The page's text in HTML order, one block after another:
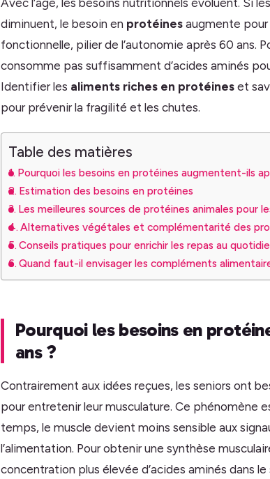
diminuent, le besoin en protéines augmente pour
fonctionnelle, pilier de l’autonomie après 60 ans.
consomme pas suffisamment d’acides aminés
Identifier les aliments riches en protéines et
pour prévenir la fragilité et les chutes.
Table des matières
Pourquoi les besoins en protéines augmentent-ils
Estimation des besoins en protéines
Les meilleures sources de protéines animales pour
Alternatives végétales et complémentarité des
Conseils pratiques pour enrichir les repas au
Quand faut-il envisager les compléments
Pourquoi les besoins en
ans ?
Contrairement aux idées reçues, les seniors ont
pour entretenir leur musculature. Ce phénomène
temps, le muscle devient moins sensible aux
l’alimentation. Pour obtenir une synthèse
concentration plus élevée d’acides aminés dans le